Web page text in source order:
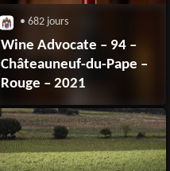
• 682 jours
Wine Advocate – 94 –
Châteauneuf-du-Pape –
Rouge – 2021